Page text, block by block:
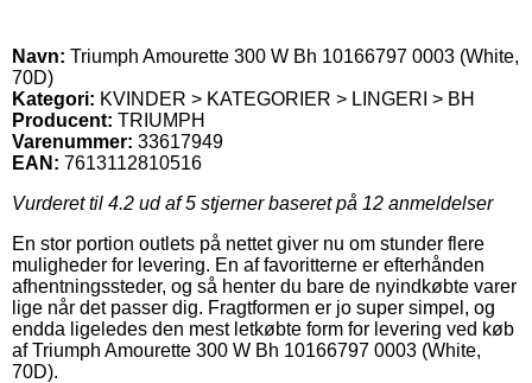
Navn: Triumph Amourette 300 W Bh 10166797 0003 (White,
70D)
Kategori: KVINDER > KATEGORIER > LINGERI > BH
Producent: TRIUMPH
Varenummer: 33617949
EAN: 7613112810516
Vurderet til 4.2 ud af 5 stjerner baseret på 12 anmeldelser
En stor portion outlets på nettet giver nu om stunder flere
muligheder for levering. En af favoritterne er efterhånden
afhentningssteder, og så henter du bare de nyindkøbte varer
lige når det passer dig. Fragtformen er jo super simpel, og
endda ligeledes den mest letkøbte form for levering ved køb
af Triumph Amourette 300 W Bh 10166797 0003 (White,
70D).